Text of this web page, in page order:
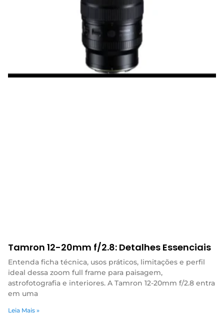
Tamron 12-20mm f/2.8: Detalhes Essenciais
Entenda ficha técnica, usos práticos, limitações e perfil
ideal dessa zoom full frame para paisagem,
astrofotografia e interiores. A Tamron 12-20mm f/2.8 entra
em uma
Leia Mais »